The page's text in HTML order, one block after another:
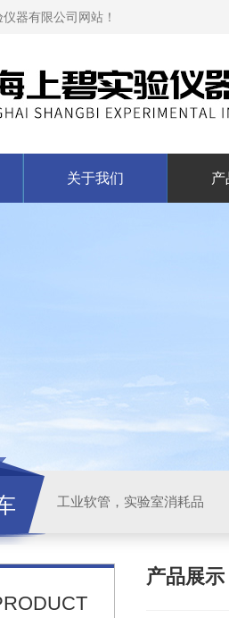
器有限公司网站！
关于我们 产
工业软管，实验室消耗品
产品展示